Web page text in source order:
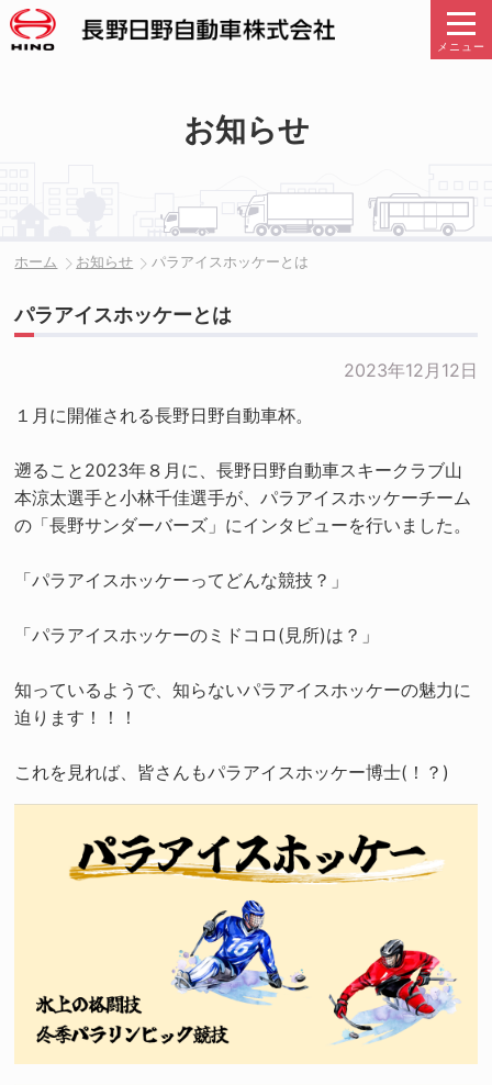
メニュー
お知らせ
ホーム お知らせ パラアイスホッケーとは
パラアイスホッケーとは
2023年12月12日
１月に開催される長野日野自動車杯。
遡ること2023年８月に、長野日野自動車スキークラブ山
本涼太選手と小林千佳選手が、パラアイスホッケーチーム
の「長野サンダーバーズ」にインタビューを行いました。
「パラアイスホッケーってどんな競技？」
「パラアイスホッケーのミドコロ(見所)は？」
知っているようで、知らないパラアイスホッケーの魅力に
迫ります！！！
これを見れば、皆さんもパラアイスホッケー博士(！？)